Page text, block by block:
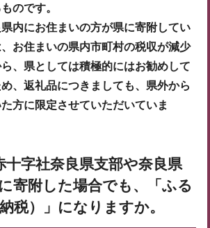
のです。
内にお住まいの方が県に寄附してい
お住まいの県内市町村の税収が減少
、県としては積極的にはお勧めして
、返礼品につきましても、県外から
方に限定させていただいていま
字社奈良県支部や奈良県
寄附した場合でも、「ふる
税）」になりますか。